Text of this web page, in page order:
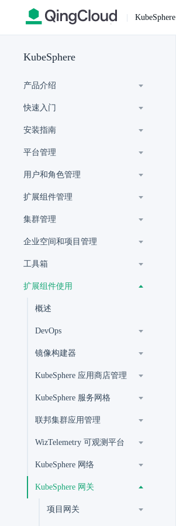
| KubeSphere
KubeSphere
产品介绍
快速入门
安装指南
平台管理
用户和角色管理
扩展组件管理
集群管理
企业空间和项目管理
工具箱
扩展组件使用
概述
DevOps
镜像构建器
KubeSphere 应用商店管理
KubeSphere 服务网格
联邦集群应用管理
WizTelemetry 可观测平台
KubeSphere 网络
KubeSphere 网关
项目网关